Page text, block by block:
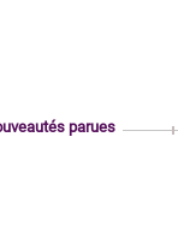
parues